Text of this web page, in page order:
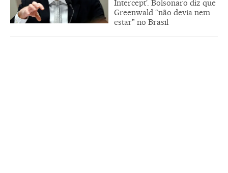
Intercept’. Bolsonaro diz que
Greenwald “não devia nem
estar" no Brasil